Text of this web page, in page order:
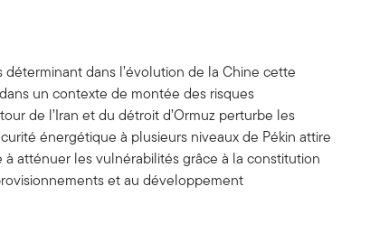
dans l’évolution de la Chine cette
un contexte de montée des risques
de l’Iran et du détroit d’Ormuz perturbe les
énergétique à plusieurs niveaux de Pékin attire
atténuer les vulnérabilités grâce à la constitution
et au développement